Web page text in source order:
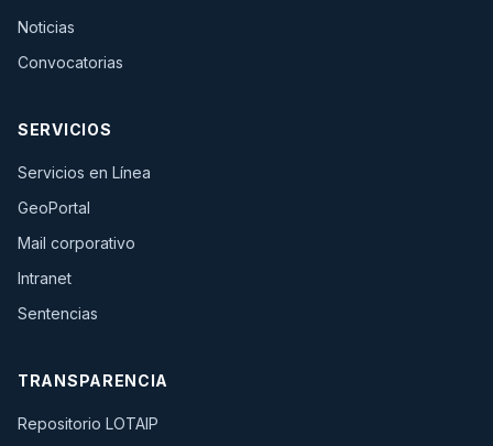
Noticias
Convocatorias
SERVICIOS
Servicios en Línea
GeoPortal
Mail corporativo
Intranet(se abre en una pestaña nueva)
Sentencias
TRANSPARENCIA
Repositorio LOTAIP